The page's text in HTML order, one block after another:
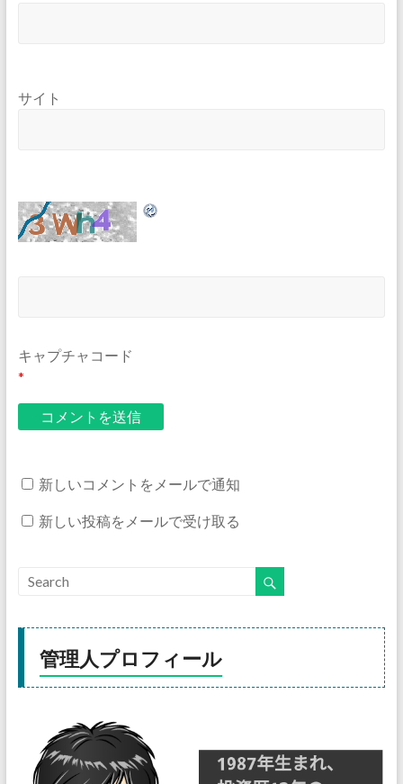
サイト
キャプチャコード
*
新しいコメントをメールで通知
新しい投稿をメールで受け取る
管理人プロフィール